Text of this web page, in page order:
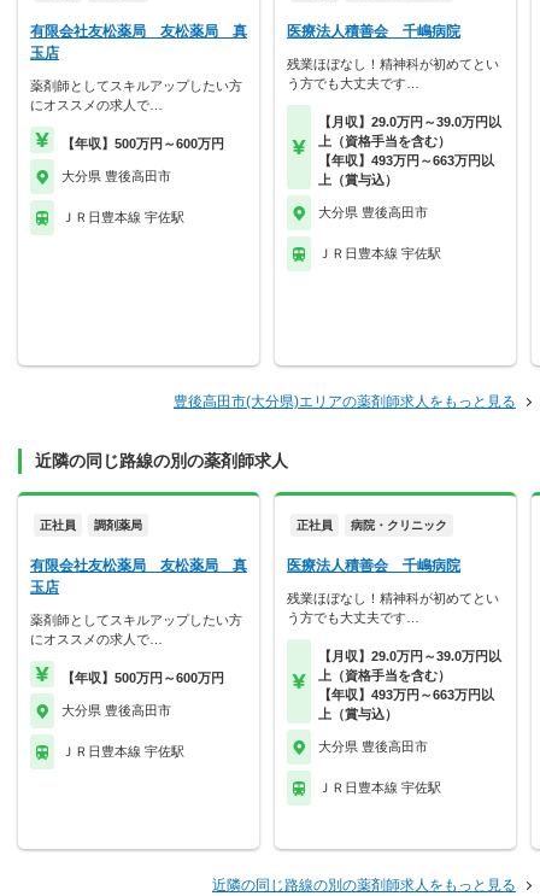
有限会社友松薬局 友松薬局 真
玉店
薬剤師としてスキルアップしたい方
にオススメの求人で…
【年収】500万円～600万円
大分県 豊後高田市
ＪＲ日豊本線 宇佐駅
医療法人積善会 千嶋病院
残業ほぼなし！精神科が初めてとい
う方でも大丈夫です…
【月収】29.0万円～39.0万円以
上（資格手当を含む）
【年収】493万円～663万円以
上（賞与込）
大分県 豊後高田市
ＪＲ日豊本線 宇佐駅
豊後高田市(大分県)エリアの薬剤師求人をもっと見る
近隣の同じ路線の別の薬剤師求人
正社員 調剤薬局
有限会社友松薬局 友松薬局 真
玉店
薬剤師としてスキルアップしたい方
にオススメの求人で…
【年収】500万円～600万円
大分県 豊後高田市
ＪＲ日豊本線 宇佐駅
正社員 病院・クリニック
医療法人積善会 千嶋病院
残業ほぼなし！精神科が初めてとい
う方でも大丈夫です…
【月収】29.0万円～39.0万円以
上（資格手当を含む）
【年収】493万円～663万円以
上（賞与込）
大分県 豊後高田市
ＪＲ日豊本線 宇佐駅
近隣の同じ路線の別の薬剤師求人をもっと見る